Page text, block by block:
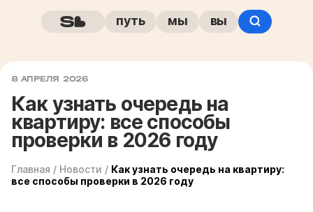
путь мы вы
8 АПРЕЛЯ 2026
Как узнать очередь на
квартиру: все способы
проверки в 2026 году
Главная / Новости / Как узнать очередь на квартиру:
все способы проверки в 2026 году